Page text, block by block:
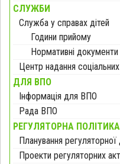
СЛУЖБИ
Служба у справах дітей
Години прийому
Нормативні документи
Центр надання
ДЛЯ ВПО
Інформація для ВПО
Рада ВПО
РЕГУЛЯТОРНА ПОЛІТИКА
Планування регуляторної
Проекти регуляторних